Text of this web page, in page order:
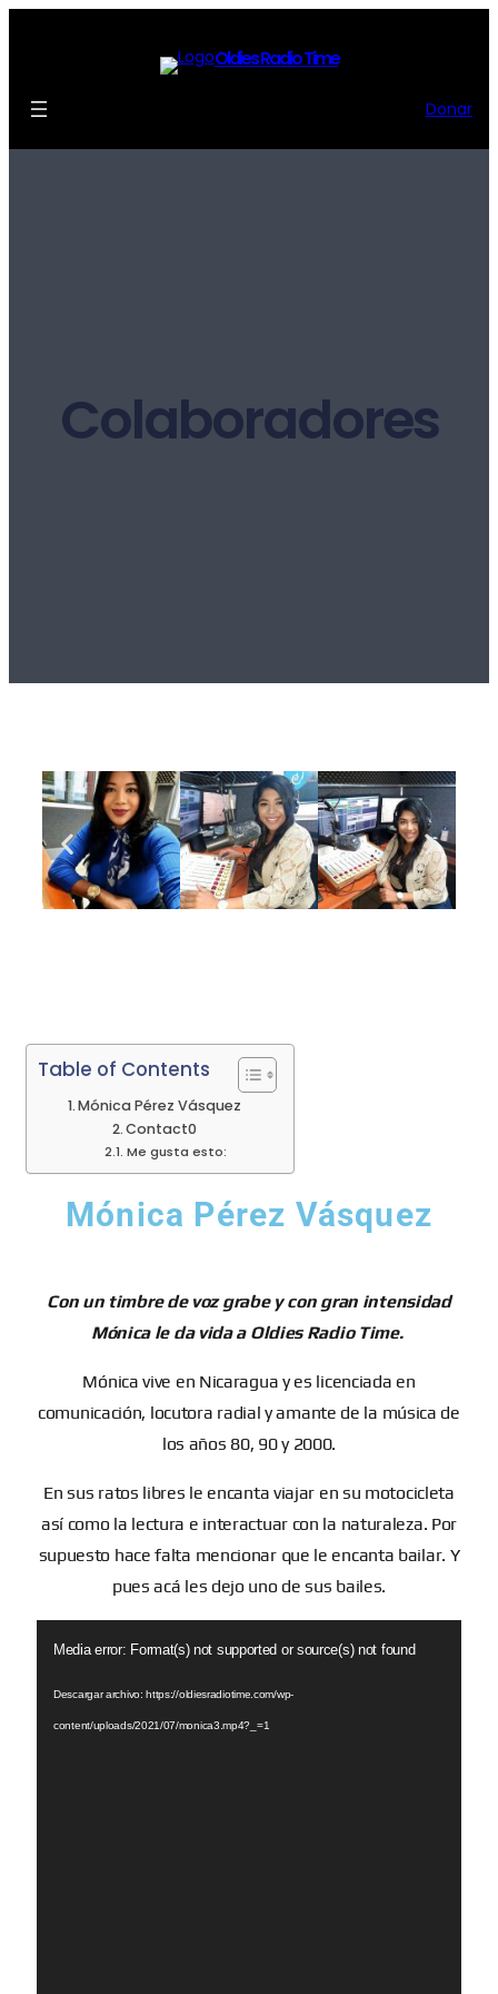
Oldies Radio Time
Donar
Colaboradores
Table of Contents
Mónica Pérez Vásquez
Contact0
Me gusta esto:
Mónica Pérez Vásquez
Con un timbre de voz grabe y con gran intensidad
Mónica le da vida a Oldies Radio Time.
Mónica vive en Nicaragua y es licenciada en
comunicación, locutora radial y amante de la música de
los años 80, 90 y 2000.
En sus ratos libres le encanta viajar en su motocicleta
así como la lectura e interactuar con la naturaleza. Por
supuesto hace falta mencionar que le encanta bailar. Y
pues acá les dejo uno de sus bailes.
vídeo
Media error: Format(s) not supported or source(s) not found
Descargar archivo: https://oldiesradiotime.com/wp-
content/uploads/2021/07/monica3.mp4?_=1